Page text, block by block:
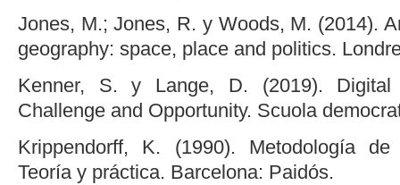
Jones, M.; Jones, R. y Woods, M. (2014).
geography: space, place and politics.
Kenner, S. y Lange, D. (2019). Digital
Challenge and Opportunity. Scuola
Krippendorff, K. (1990). Metodología
Teoría y práctica. Barcelona: Paidós.